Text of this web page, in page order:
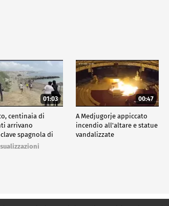
01:03
centinaia di
arrivano
spagnola di
00:47
A Medjugorje appiccato
incendio all'altare e statue
vandalizzate